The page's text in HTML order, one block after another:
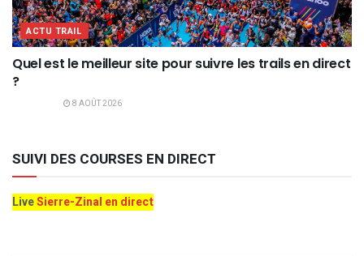
ACTU TRAIL
Quel est le meilleur site pour suivre les trails en direct
?
8 AOÛT 2026
SUIVI DES COURSES EN DIRECT
LiveSierre-Zinal en direct